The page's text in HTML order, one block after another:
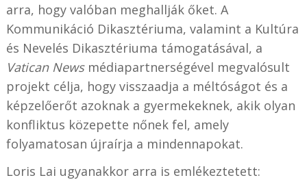
arra, hogy valóban meghallják őket. A
Kommunikáció Dikasztériuma, valamint a Kultúra
és Nevelés Dikasztériuma támogatásával, a
Vatican Newsmédiapartnerségével megvalósult
projekt célja, hogy visszaadja a méltóságot és a
képzelőerőt azoknak a gyermekeknek, akik olyan
konfliktus közepette nőnek fel, amely
folyamatosan újraírja a mindennapokat.
Loris Lai ugyanakkor arra is emlékeztetett: